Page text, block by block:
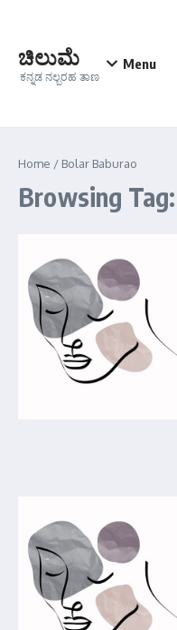
ಚಿಲುಮೆ
ಕನ್ನಡ ನಲ್ಬರಹ ತಾಣ
Menu
Home / Bolar Baburao
Browsing